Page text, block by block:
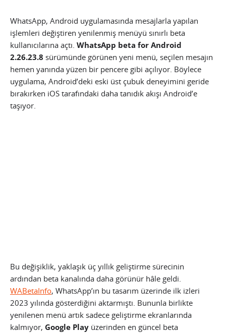
WhatsApp, Android uygulamasında mesajlarla yapılan
işlemleri değiştiren yenilenmiş menüyü sınırlı beta
kullanıcılarına açtı. WhatsApp beta for Android
2.26.23.8 sürümünde görünen yeni menü, seçilen mesajın
hemen yanında yüzen bir pencere gibi açılıyor. Böylece
uygulama, Android’deki eski üst çubuk deneyimini geride
bırakırken iOS tarafındaki daha tanıdık akışı Android’e
taşıyor.
Bu değişiklik, yaklaşık üç yıllık geliştirme sürecinin
ardından beta kanalında daha görünür hâle geldi.
WABetaInfo, WhatsApp’ın bu tasarım üzerinde ilk izleri
2023 yılında gösterdiğini aktarmıştı. Bununla birlikte
yenilenen menü artık sadece geliştirme ekranlarında
kalmıyor, Google Play üzerinden en güncel beta